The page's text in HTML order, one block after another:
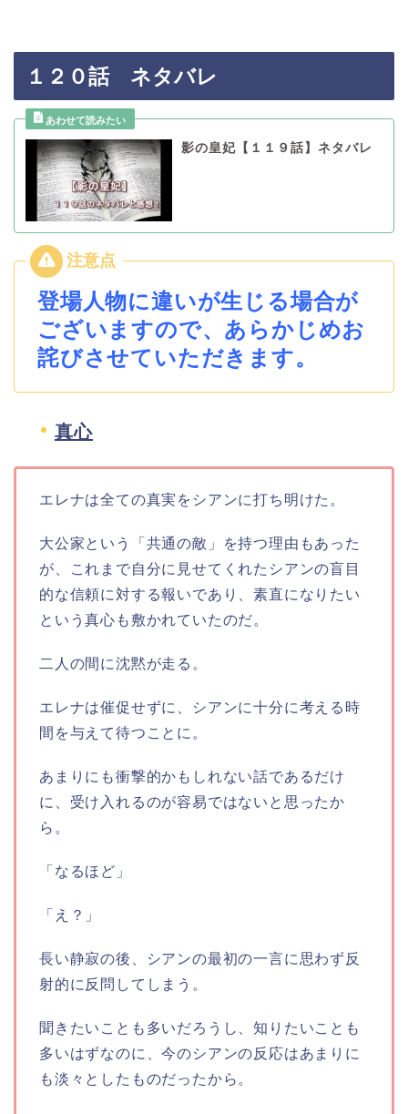
１２０話 ネタバレ
影の皇妃【１１９話】ネタバレ
登場人物に違いが生じる場合が
ございますので、あらかじめお
詫びさせていただきます。
真心
エレナは全ての真実をシアンに打ち明けた。
大公家という「共通の敵」を持つ理由もあった
が、これまで自分に見せてくれたシアンの盲目
的な信頼に対する報いであり、素直になりたい
という真心も敷かれていたのだ。
二人の間に沈黙が走る。
エレナは催促せずに、シアンに十分に考える時
間を与えて待つことに。
あまりにも衝撃的かもしれない話であるだけ
に、受け入れるのが容易ではないと思ったか
ら。
「なるほど」
「え？」
長い静寂の後、シアンの最初の一言に思わず反
射的に反問してしまう。
聞きたいことも多いだろうし、知りたいことも
多いはずなのに、今のシアンの反応はあまりに
も淡々としたものだったから。